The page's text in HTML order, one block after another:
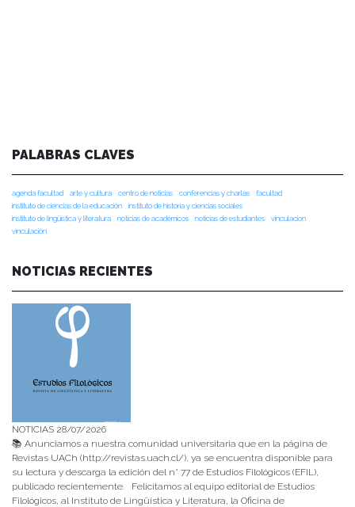
PALABRAS CLAVES
agenda facultad arte y cultura centro de noticias conferencias y charlas
facultad
instituto de ciencias de la educación
instituto de historia y ciencias sociales
instituto de lingüística y literatura
noticias de académicos noticias de estudiantes
vinculacion
vinculación
NOTICIAS RECIENTES
NOTICIAS 28/07/2026
📚 Anunciamos a nuestra comunidad universitaria que en la página de
Revistas UACh (http://revistas.uach.cl/), ya se encuentra disponible para
su lectura y descarga la edición del n° 77 de Estudios Filológicos (EFIL),
publicado recientemente. Felicitamos al equipo editorial de Estudios
Filológicos, al Instituto de Lingüística y Literatura, la Oficina de